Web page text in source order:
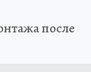
после